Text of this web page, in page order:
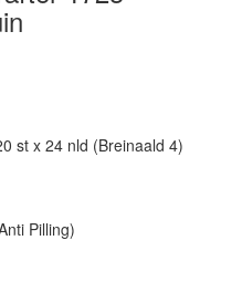
st x 24 nld (Breinaald 4)
Pilling)